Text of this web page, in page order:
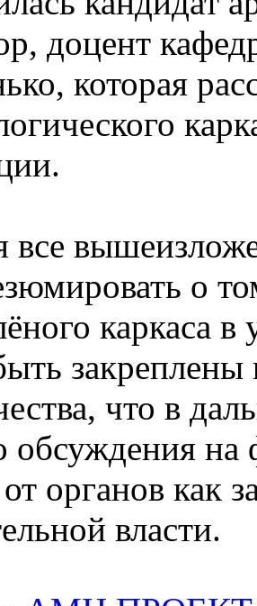
доцент
которая
все
о
каркаса
закреплены
что в
обсуждения на
органов как
власти.